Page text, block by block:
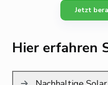
Jetzt
Hier erfahren